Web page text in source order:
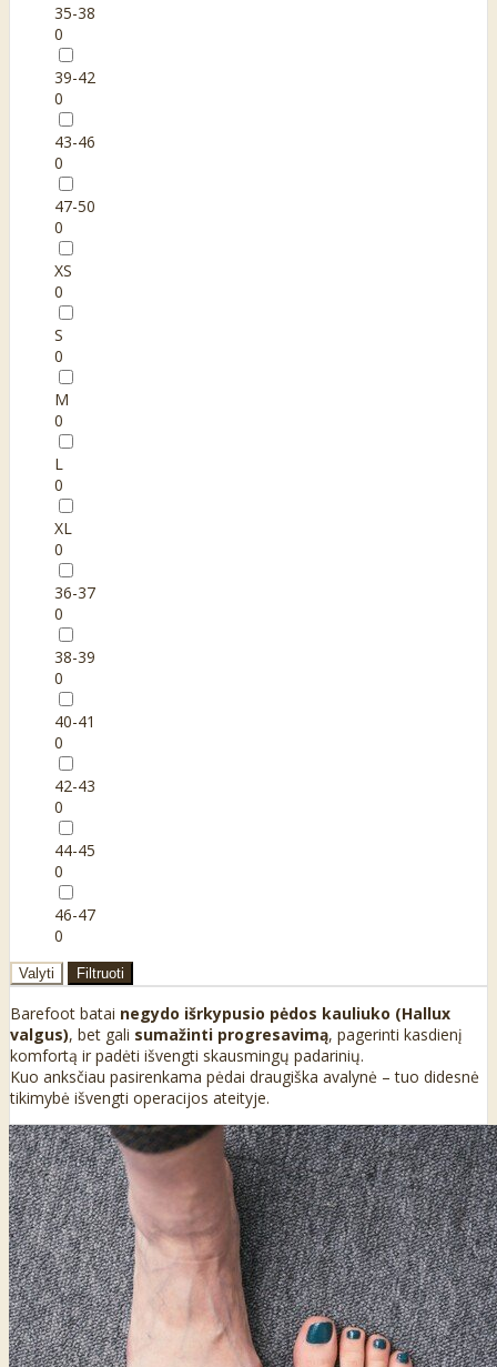
35-38
0
39-42
0
43-46
0
47-50
0
XS
0
S
0
M
0
L
0
XL
0
36-37
0
38-39
0
40-41
0
42-43
0
44-45
0
46-47
0
Valyti Filtruoti
Barefoot batai negydo išrkypusio pėdos kauliuko (Hallux
valgus), bet gali sumažinti progresavimą, pagerinti kasdienį
komfortą ir padėti išvengti skausmingų padarinių.
Kuo anksčiau pasirenkama pėdai draugiška avalynė – tuo didesnė
tikimybė išvengti operacijos ateityje.